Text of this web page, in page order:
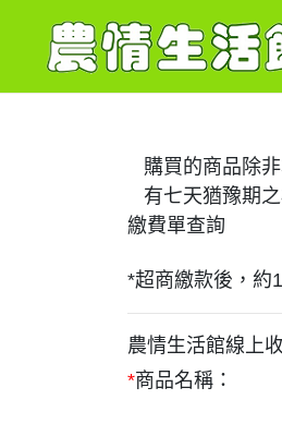
購買的商品除
有七天猶豫期
繳費單查詢
*超商繳款後，約
農情生活館線上
*商品名稱：